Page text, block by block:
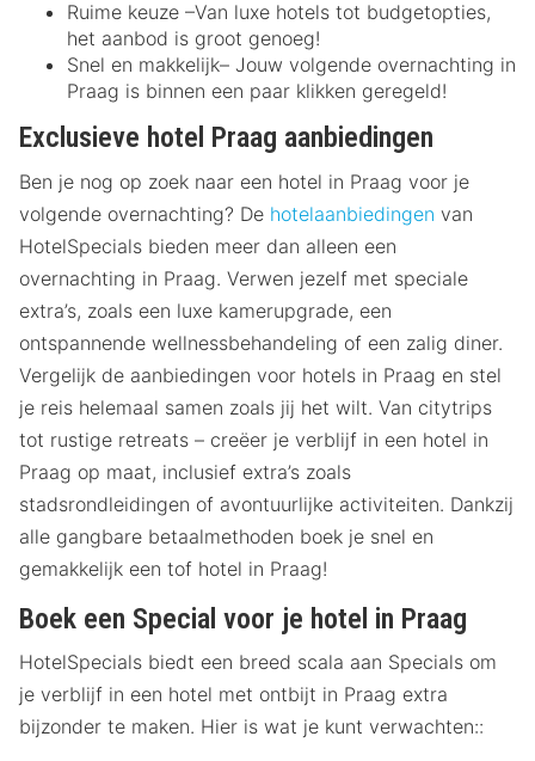
Ruime keuze –Van luxe hotels tot budgetopties,
het aanbod is groot genoeg!
Snel en makkelijk– Jouw volgende overnachting in
Praag is binnen een paar klikken geregeld!
Exclusieve hotel Praag aanbiedingen
Ben je nog op zoek naar een hotel in Praag voor je
volgende overnachting? De hotelaanbiedingen van
HotelSpecials bieden meer dan alleen een
overnachting in Praag. Verwen jezelf met speciale
extra’s, zoals een luxe kamerupgrade, een
ontspannende wellnessbehandeling of een zalig diner.
Vergelijk de aanbiedingen voor hotels in Praag en stel
je reis helemaal samen zoals jij het wilt. Van citytrips
tot rustige retreats – creëer je verblijf in een hotel in
Praag op maat, inclusief extra’s zoals
stadsrondleidingen of avontuurlijke activiteiten. Dankzij
alle gangbare betaalmethoden boek je snel en
gemakkelijk een tof hotel in Praag!
Boek een Special voor je hotel in Praag
HotelSpecials biedt een breed scala aan Specials om
je verblijf in een hotel met ontbijt in Praag extra
bijzonder te maken. Hier is wat je kunt verwachten::